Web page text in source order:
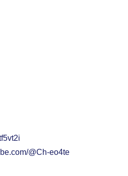
@Ch-eo4te